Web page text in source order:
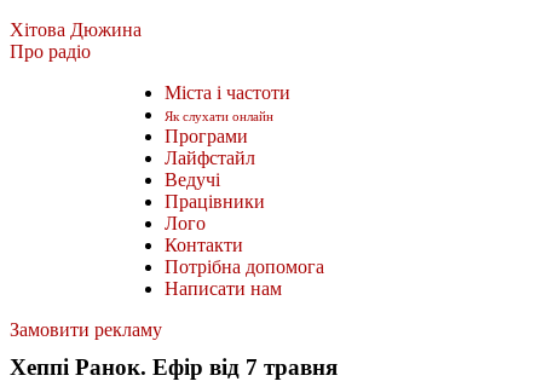
Хітова Дюжина
Про радіо
Міста і частоти
Як слухати онлайн
Програми
Лайфстайл
Ведучі
Працівники
Лого
Контакти
Потрібна допомога
Написати нам
Замовити рекламу
Хеппі Ранок. Ефір від 7 травня